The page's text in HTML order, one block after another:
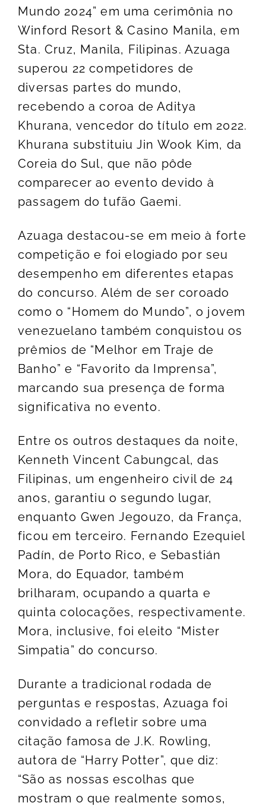
Mundo 2024” em uma cerimônia no
Winford Resort & Casino Manila, em
Sta. Cruz, Manila, Filipinas. Azuaga
superou 22 competidores de
diversas partes do mundo,
recebendo a coroa de Aditya
Khurana, vencedor do título em 2022.
Khurana substituiu Jin Wook Kim, da
Coreia do Sul, que não pôde
comparecer ao evento devido à
passagem do tufão Gaemi.
Azuaga destacou-se em meio à forte
competição e foi elogiado por seu
desempenho em diferentes etapas
do concurso. Além de ser coroado
como o “Homem do Mundo”, o jovem
venezuelano também conquistou os
prêmios de “Melhor em Traje de
Banho” e “Favorito da Imprensa”,
marcando sua presença de forma
significativa no evento.
Entre os outros destaques da noite,
Kenneth Vincent Cabungcal, das
Filipinas, um engenheiro civil de 24
anos, garantiu o segundo lugar,
enquanto Gwen Jegouzo, da França,
ficou em terceiro. Fernando Ezequiel
Padín, de Porto Rico, e Sebastián
Mora, do Equador, também
brilharam, ocupando a quarta e
quinta colocações, respectivamente.
Mora, inclusive, foi eleito “Mister
Simpatia” do concurso.
Durante a tradicional rodada de
perguntas e respostas, Azuaga foi
convidado a refletir sobre uma
citação famosa de J.K. Rowling,
autora de “Harry Potter”, que diz:
“São as nossas escolhas que
mostram o que realmente somos,